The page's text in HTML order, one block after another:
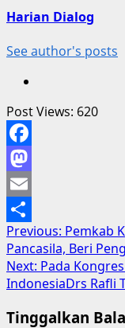
Harian Dialog
See author's posts
Post Views: 620
Facebook
Mastodon
Email
Share
Post
navigation
Previous: Pemkab
Pancasila, Beri
Next: Pada
IndonesiaDrs Rafli
Tinggalkan